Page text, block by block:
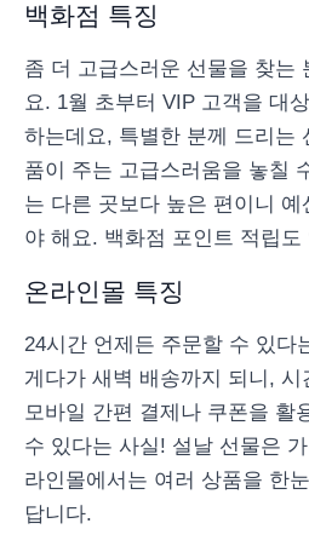
백화점 특징
좀 더 고급스러운 선물을 찾는
요. 1월 초부터 VIP 고객을 대
하는데요, 특별한 분께 드리는
품이 주는 고급스러움을 놓칠
는 다른 곳보다 높은 편이니 예
야 해요. 백화점 포인트 적립도
온라인몰 특징
24시간 언제든 주문할 수 있다
게다가 새벽 배송까지 되니,
모바일 간편 결제나 쿠폰을 활
수 있다는 사실! 설날 선물은
라인몰에서는 여러 상품을 한
답니다.